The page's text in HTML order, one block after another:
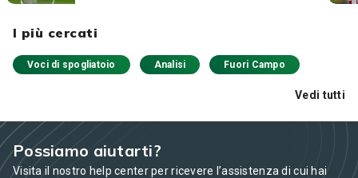
I più cercati
Voci di spogliatoio Analisi Fuori Campo
Vedi tutti
Possiamo aiutarti?
Visita il nostro help center per ricevere l’assistenza di cui hai